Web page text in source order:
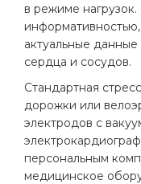
в режиме
информативностью,
актуальные
сердца и сосудов.
Стандартная
дорожки или
электродов с
персональным
медицинское